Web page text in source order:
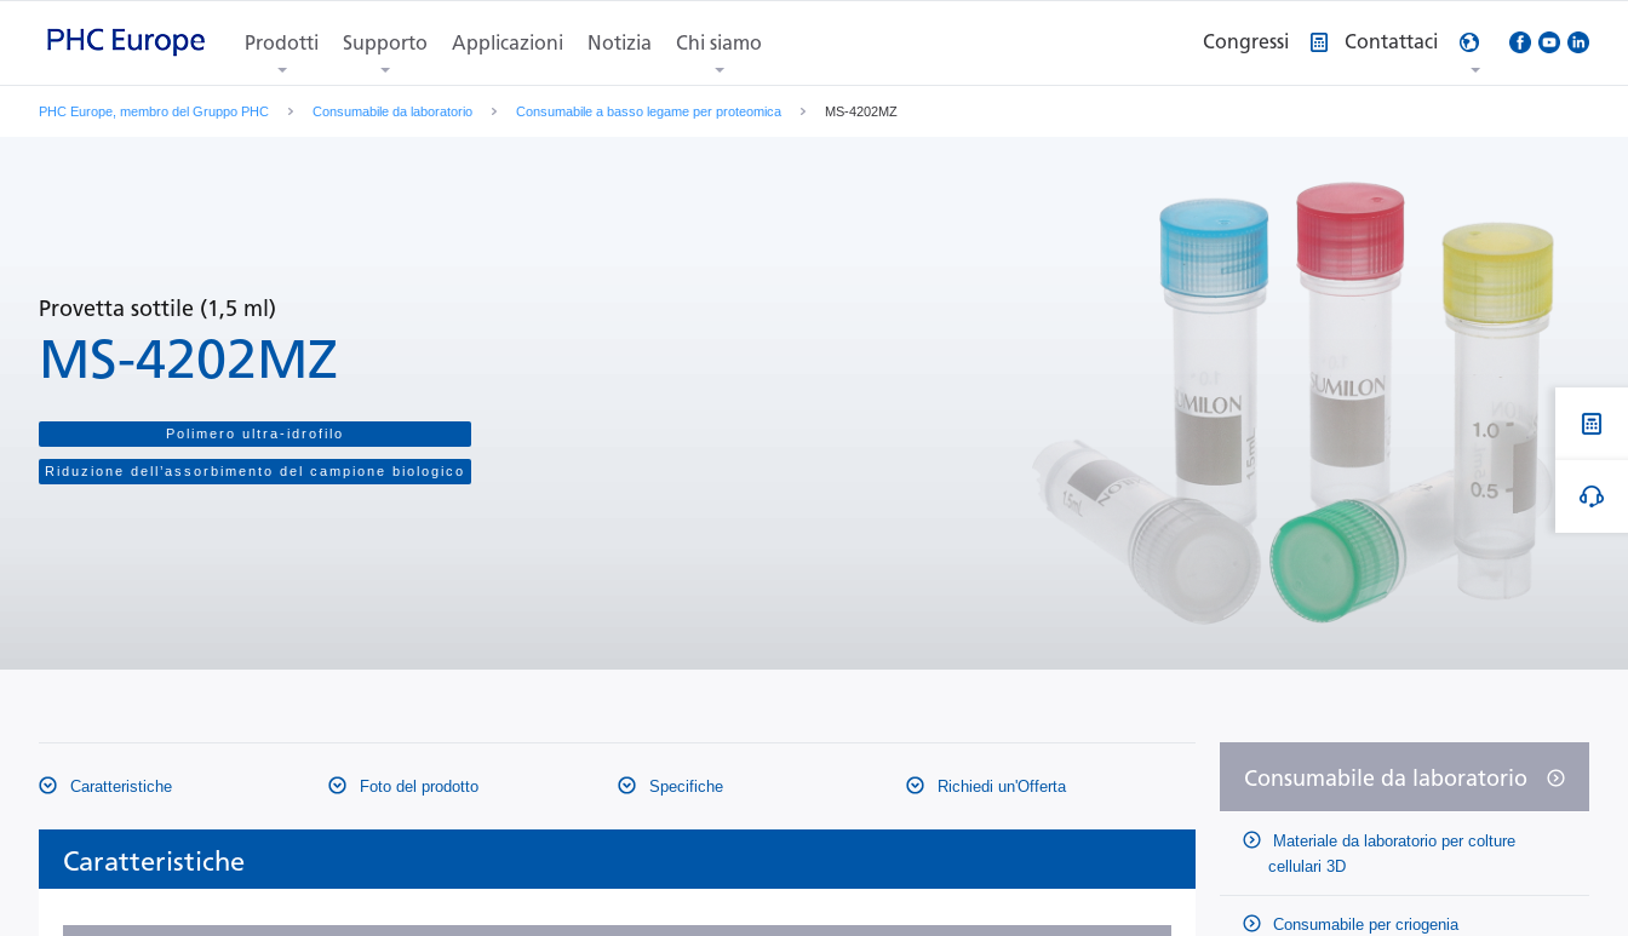
Prodotti Supporto Applicazioni Notizia Chi siamo Congressi Contattaci
PHC Europe, membro del Gruppo PHC Consumabile da laboratorio Consumabile a basso legame per proteomica MS-4202MZ
Provetta sottile (1,5 ml)
MS-4202MZ
Polimero ultra-idrofilo
Riduzione dell’assorbimento del campione biologico
Caratteristiche Foto del prodotto Specifiche Richiedi un'Offerta
Caratteristiche Foto del prodotto Specifiche Richiedi un'Offerta
Caratteristiche
Consumabile da laboratorio
Materiale da laboratorio per colture
cellulari 3D
Consumabile per criogenia